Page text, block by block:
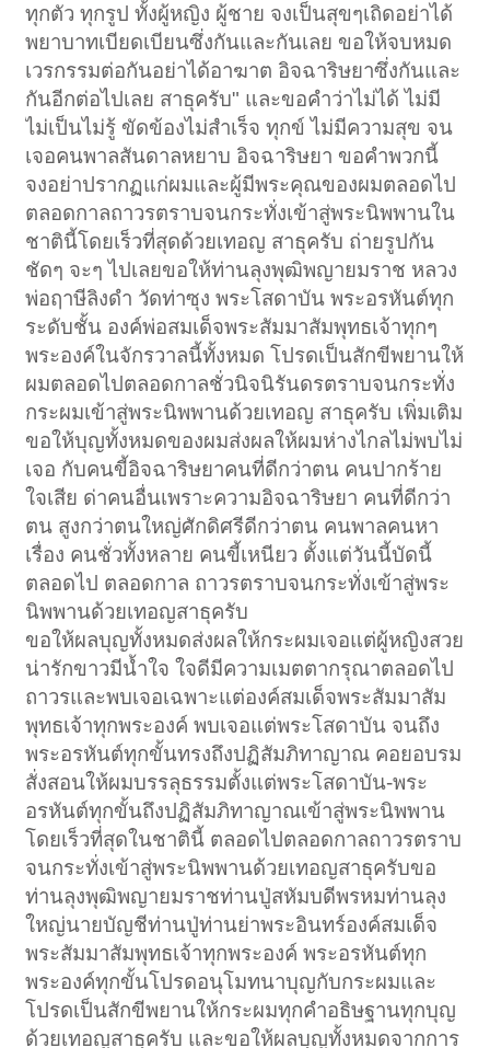
ทุกตัว ทุกรูป ทั้งผู้หญิง ผู้ชาย จงเป็นสุขๆเถิดอย่าได้
พยาบาทเบียดเบียนซึ่งกันและกันเลย ขอให้จบหมด
เวรกรรมต่อกันอย่าได้อาฆาต อิจฉาริษยาซึ่งกันและ
กันอีกต่อไปเลย สาธุครับ" และขอคำว่าไม่ได้ ไม่มี
ไม่เป็นไม่รู้ ขัดข้องไม่สำเร็จ ทุกข์ ไม่มีความสุข จน
เจอคนพาลสันดาลหยาบ อิจฉาริษยา ขอคำพวกนี้
จงอย่าปรากฏแก่ผมและผู้มีพระคุณของผมตลอดไป
ตลอดกาลถาวรตราบจนกระทั่งเข้าสู่พระนิพพานใน
ชาตินี้โดยเร็วที่สุดด้วยเทอญ สาธุครับ ถ่ายรูปกัน
ชัดๆ จะๆ ไปเลยขอให้ท่านลุงพุฒิพญายมราช หลวง
พ่อฤาษีลิงดำ วัดท่าซุง พระโสดาบัน พระอรหันต์ทุก
ระดับชั้น องค์พ่อสมเด็จพระสัมมาสัมพุทธเจ้าทุกๆ
พระองค์ในจักรวาลนี้ทั้งหมด โปรดเป็นสักขีพยานให้
ผมตลอดไปตลอดกาลชั่วนิจนิรันดรตราบจนกระทั่ง
กระผมเข้าสู่พระนิพพานด้วยเทอญ สาธุครับ เพิ่มเติม
ขอให้บุญทั้งหมดของผมส่งผลให้ผมห่างไกลไม่พบไม่
เจอ กับคนขี้อิจฉาริษยาคนที่ดีกว่าตน คนปากร้าย
ใจเสีย ด่าคนอื่นเพราะความอิจฉาริษยา คนที่ดีกว่า
ตน สูงกว่าตนใหญ่ศักดิศรีดีกว่าตน คนพาลคนหา
เรื่อง คนชั่วทั้งหลาย คนขี้เหนียว ตั้งแต่วันนี้บัดนี้
ตลอดไป ตลอดกาล ถาวรตราบจนกระทั่งเข้าสู่พระ
นิพพานด้วยเทอญสาธุครับ
ขอให้ผลบุญทั้งหมดส่งผลให้กระผมเจอแต่ผู้หญิงสวย
น่ารักขาวมีน้ำใจ ใจดีมีความเมตตากรุณาตลอดไป
ถาวรและพบเจอเฉพาะแต่องค์สมเด็จพระสัมมาสัม
พุทธเจ้าทุกพระองค์ พบเจอแต่พระโสดาบัน จนถึง
พระอรหันต์ทุกขั้นทรงถึงปฏิสัมภิทาญาณ คอยอบรม
สั่งสอนให้ผมบรรลุธรรมตั้งแต่พระโสดาบัน-พระ
อรหันต์ทุกขั้นถึงปฏิสัมภิทาญาณเข้าสู่พระนิพพาน
โดยเร็วที่สุดในชาตินี้ ตลอดไปตลอดกาลถาวรตราบ
จนกระทั่งเข้าสู่พระนิพพานด้วยเทอญสาธุครับขอ
ท่านลุงพุฒิพญายมราชท่านปู่สหัมบดีพรหมท่านลุง
ใหญ่นายบัญชีท่านปู่ท่านย่าพระอินทร์องค์สมเด็จ
พระสัมมาสัมพุทธเจ้าทุกพระองค์ พระอรหันต์ทุก
พระองค์ทุกขั้นโปรดอนุโมทนาบุญกับกระผมและ
โปรดเป็นสักขีพยานให้กระผมทุกคำอธิษฐานทุกบุญ
ด้วยเทอญสาธุครับ และขอให้ผลบุญทั้งหมดจากการ